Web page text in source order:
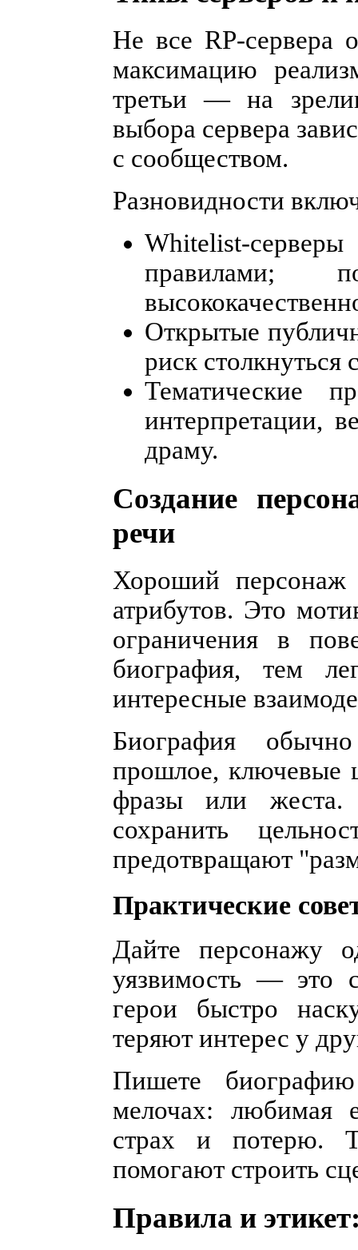
Не все RP-сервера
максимацию
третьи — на
выбора сервера
с сообществом.
Разновидности
Whitelist-
правилами;
Открытые
риск
Тематические
интерпретации,
драму.
Создание
речи
Хороший
атрибутов. Это
ограничения в
биография, тем
интересные
Биография
прошлое, ключевые
фразы или жеста.
сохранить
предотвращают
Практические
Дайте персонажу
уязвимость — это
герои быстро
теряют интерес у
Пишете
мелочах: любимая
страх и потерю.
помогают строить
Правила и